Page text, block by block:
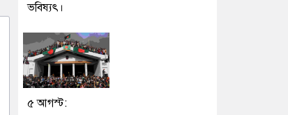
ভবিষ্যৎ।
৫ আগস্ট: